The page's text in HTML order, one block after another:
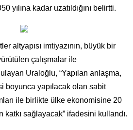
yılına kadar uzatıldığını belirtti.
altyapısı imtiyazının, büyük bir
çalışmalar ile
Uraloğlu, “Yapılan anlaşma,
boyunca yapılacak olan sabit
ile birlikte ülke ekonomisine 20
katkı sağlayacak” ifadesini kullandı.